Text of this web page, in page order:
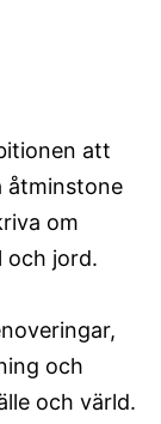
att
åtminstone
om
och jord.
och
och värld.